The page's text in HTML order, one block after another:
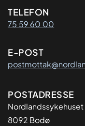
TELEFON
75 59 60 00
E-POST
Adresse
POSTADRESSE
Nordlandssykehuset
8092 Bodø